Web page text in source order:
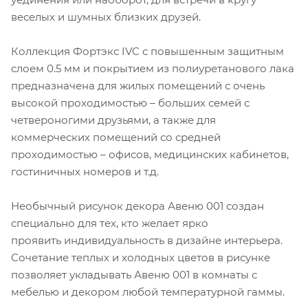
веселых и шумных близких друзей.
Коллекция Фортэкс IVC с повышенным защитным
слоем 0.5 мм и покрытием из полиуретанового лака
предназначена для жилых помещений с очень
высокой проходимостью – больших семей с
четвероногими друзьями, а также для
коммерческих помещений со средней
проходимостью – офисов, медицинских кабинетов,
гостиничных номеров и т.д.
Необычный рисунок декора Авеню 001 создан
специально для тех, кто желает ярко
проявить индивидуальность в дизайне интерьера.
Сочетание теплых и холодных цветов в рисунке
позволяет укладывать Авеню 001 в комнаты с
мебелью и декором любой температурной гаммы.